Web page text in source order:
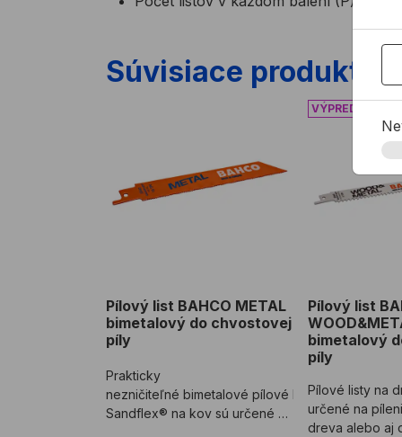
Súvisiace produkty
Pílový list BAHCO METAL bimetalový do
Pílový list BAHCO METAL
bimetalový do chvostovej
píly
Prakticky
nezničiteľné bimetalové pílové listy
Sandflex® na kov sú určené na
Pílový list
Pílový list
bimetalový
píly
Pílové listy na
určené na
dreva alebo aj